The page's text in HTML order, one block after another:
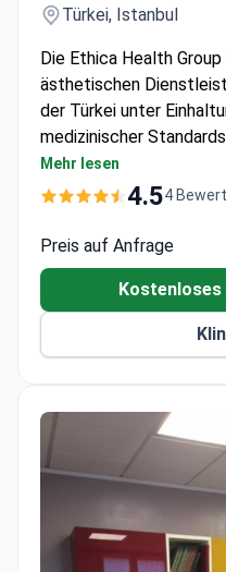
Türkei, Istanbul
Die Ethica Health
ästhetischen
der Türkei unter
medizinischer
Internationale
dedizierter Betreuung
Kostenlose
Bookimed
Mehr lesen
4.54
Preis auf Anfrage
Kostenloses